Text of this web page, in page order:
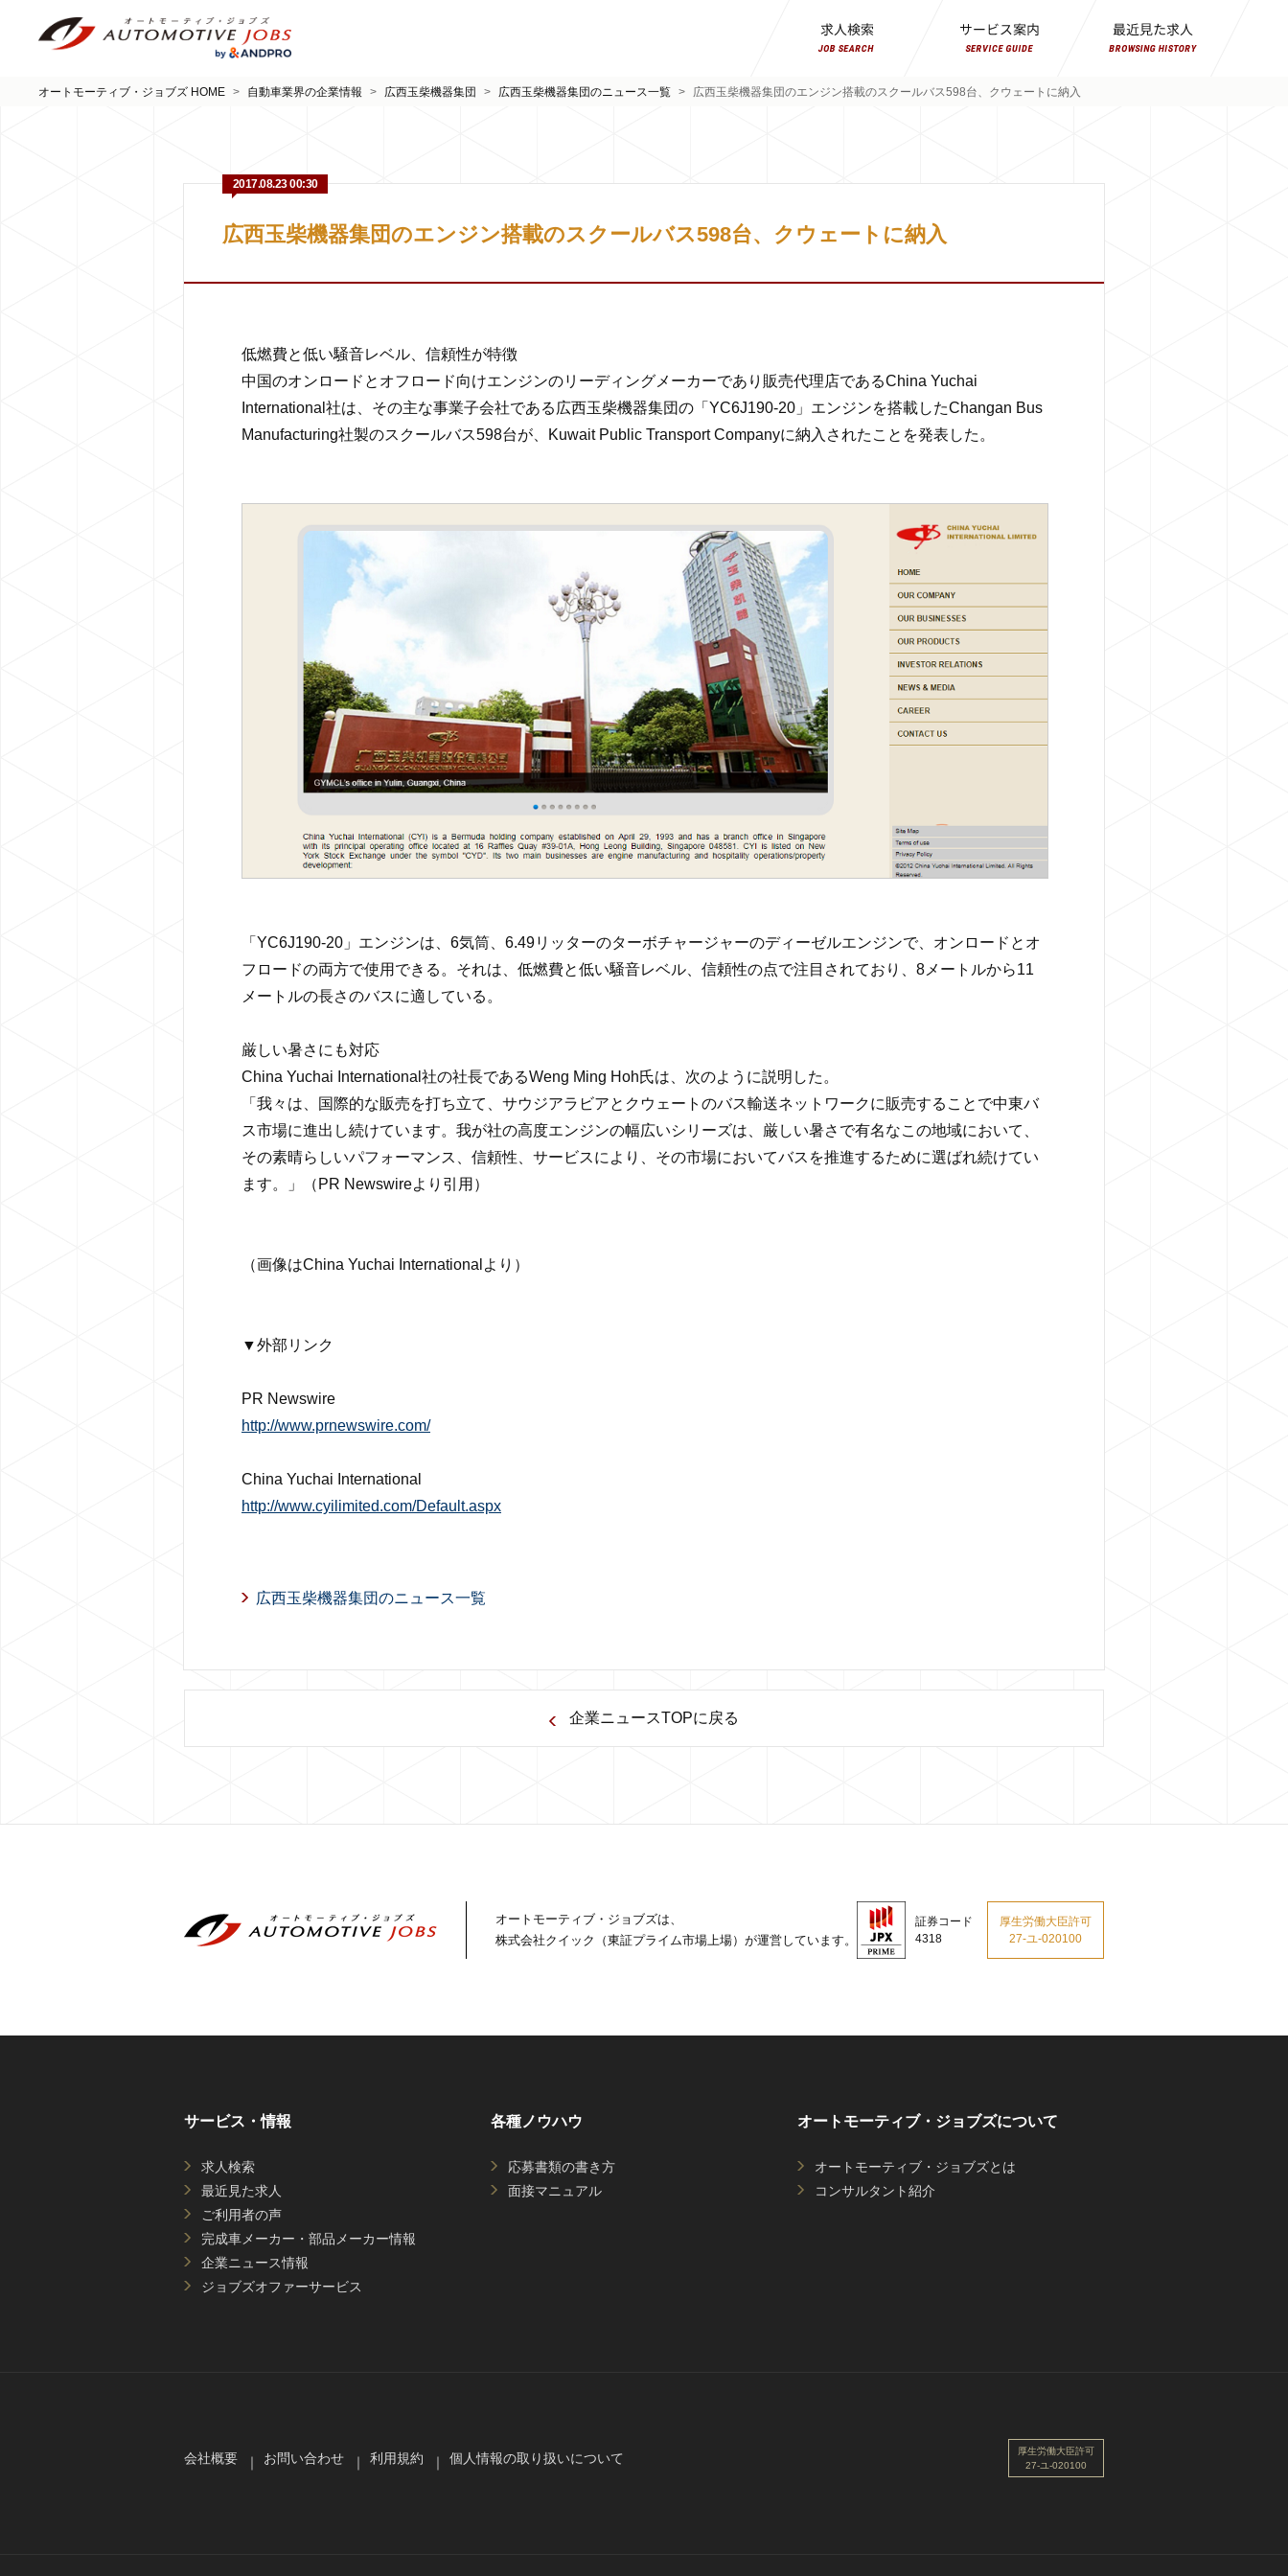
オートモーティブ・ジョブズ HOME > 自動車業界の企業情報 > 広西玉柴機器集団 > 広西玉柴機器集団のニュース一覧 > 広西玉柴機器集団のエンジン搭載のスクールバス598台、クウェートに納入
広西玉柴機器集団のエンジン搭載のスクールバス598台、クウェートに納入
2017.08.23 00:30
低燃費と低い騒音レベル、信頼性が特徴
中国のオンロードとオフロード向けエンジンのリーディングメーカーであり販売代理店であるChina Yuchai
International社は、その主な事業子会社である広西玉柴機器集団の「YC6J190-20」エンジンを搭載したChangan Bus
Manufacturing社製のスクールバス598台が、Kuwait Public Transport Companyに納入されたことを発表した。
「YC6J190-20」エンジンは、6気筒、6.49リッターのターボチャージャーのディーゼルエンジンで、オンロードとオ
フロードの両方で使用できる。それは、低燃費と低い騒音レベル、信頼性の点で注目されており、8メートルから11
メートルの長さのバスに適している。
厳しい暑さにも対応
China Yuchai International社の社長であるWeng Ming Hoh氏は、次のように説明した。
「我々は、国際的な販売を打ち立て、サウジアラビアとクウェートのバス輸送ネットワークに販売することで中東バ
ス市場に進出し続けています。我が社の高度エンジンの幅広いシリーズは、厳しい暑さで有名なこの地域において、
その素晴らしいパフォーマンス、信頼性、サービスにより、その市場においてバスを推進するために選ばれ続けてい
ます。」（PR Newswireより引用）
（画像はChina Yuchai Internationalより）
▼外部リンク
PR Newswire
http://www.prnewswire.com/
China Yuchai International
http://www.cyilimited.com/Default.aspx
広西玉柴機器集団のニュース一覧
企業ニュースTOPに戻る
オートモーティブ・ジョブズは、
株式会社クイック（東証プライム市場上場）が運営しています。
証券コード
4318
厚生労働大臣許可
27-ユ-020100
サービス・情報
求人検索
最近見た求人
ご利用者の声
完成車メーカー・部品メーカー情報
企業ニュース情報
ジョブズオファーサービス
各種ノウハウ
応募書類の書き方
面接マニュアル
オートモーティブ・ジョブズについて
オートモーティブ・ジョブズとは
コンサルタント紹介
会社概要 お問い合わせ 利用規約 個人情報の取り扱いについて
厚生労働大臣許可
27-ユ-020100